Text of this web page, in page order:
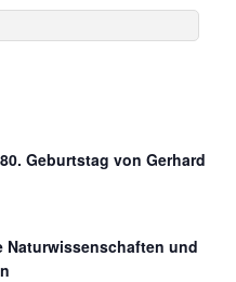
Geburtstag von Gerhard
Naturwissenschaften und